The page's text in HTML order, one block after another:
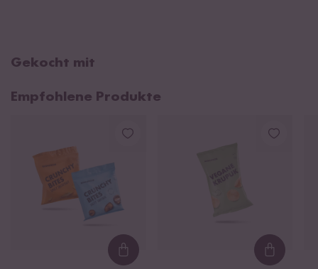
Gekocht mit
Empfohlene Produkte
Loading...